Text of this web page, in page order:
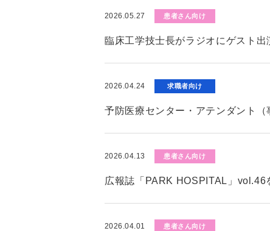
2026.05.27 患者さん向け
臨床工学技士長がラジオにゲスト出
2026.04.24 求職者向け
予防医療センター・アテンダント
2026.04.13 患者さん向け
広報誌「PARK HOSPITAL」vol.46
2026.04.01 患者さん向け